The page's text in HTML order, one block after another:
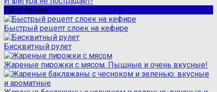
Популярное
Быстрый рецепт слоек на кефире
Бисквитный рулет
Жареные пирожки с мясом. Пышные и очень вкусные!